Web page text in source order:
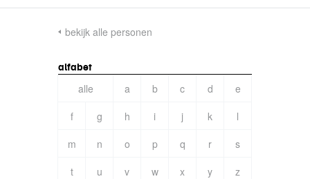
bekijk alle personen
alfabet
alle a b c d
e
f
g h i j k
l
m
n o p q r
s
t
u v w x y
z